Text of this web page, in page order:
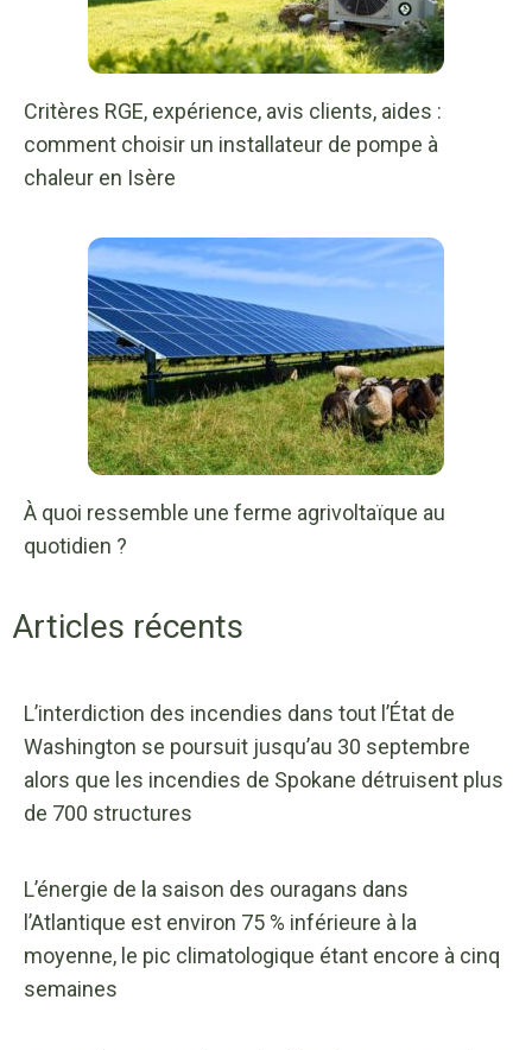
Critères RGE, expérience, avis clients, aides :
comment choisir un installateur de pompe à
chaleur en Isère
À quoi ressemble une ferme agrivoltaïque au
quotidien ?
Articles récents
L’interdiction des incendies dans tout l’État de
Washington se poursuit jusqu’au 30 septembre
alors que les incendies de Spokane détruisent plus
de 700 structures
L’énergie de la saison des ouragans dans
l’Atlantique est environ 75 % inférieure à la
moyenne, le pic climatologique étant encore à cinq
semaines